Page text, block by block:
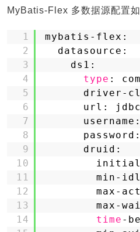
MyBatis-Flex 多数据源配置如
1
2
3
4
5
6
7
8
9
10
11
12
13
14
mybatis-flex:
datasource:
ds1:
type :
driver-
url:
druid:
min-
max-
max-
time -